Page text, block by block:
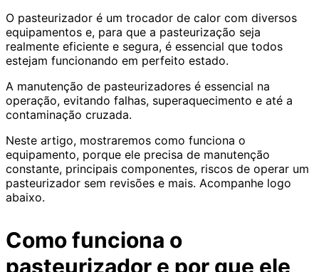
O pasteurizador é um trocador de calor com diversos
equipamentos e, para que a pasteurização seja
realmente eficiente e segura, é essencial que todos
estejam funcionando em perfeito estado.
A manutenção de pasteurizadores é essencial na
operação, evitando falhas, superaquecimento e até a
contaminação cruzada.
Neste artigo, mostraremos como funciona o
equipamento, porque ele precisa de manutenção
constante, principais componentes, riscos de operar um
pasteurizador sem revisões e mais. Acompanhe logo
abaixo.
Como funciona o
pasteurizador e por que ele